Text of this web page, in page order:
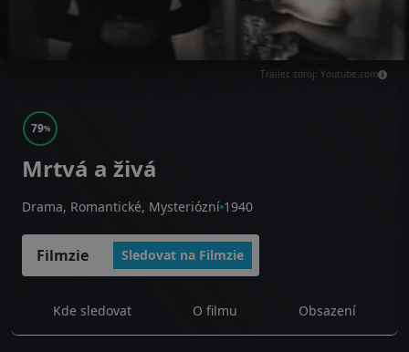
Trailer, zdroj: Youtube.com
79%
Mrtvá a živá
Drama, Romantické, Mysteriózní 1940
Filmzie Sledovat na Filmzie
Kde sledovat O filmu Obsazení